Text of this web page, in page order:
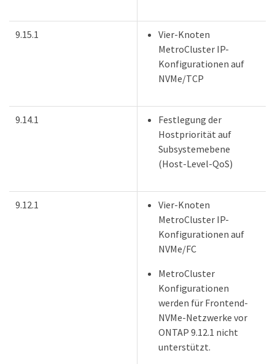
9.15.1
Vier-Knoten
MetroCluster IP-
Konfigurationen auf
NVMe/TCP
9.14.1
Festlegung der
Hostpriorität auf
Subsystemebene
(Host-Level-QoS)
9.12.1
Vier-Knoten
MetroCluster IP-
Konfigurationen auf
NVMe/FC
MetroCluster
Konfigurationen
werden für Frontend-
NVMe-Netzwerke vor
ONTAP 9.12.1 nicht
unterstützt.